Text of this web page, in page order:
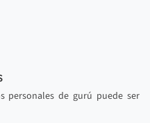
personales de gurú puede ser